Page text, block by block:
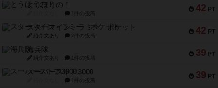
42 PT
とうほうの！
1件の投稿
42 PT
スターマイン・ラミー ポケット
紹介文あり 2件の投稿
39 PT
海兵隊
紹介文あり 1件の投稿
39 PT
スーパーストア3000
1件の投稿